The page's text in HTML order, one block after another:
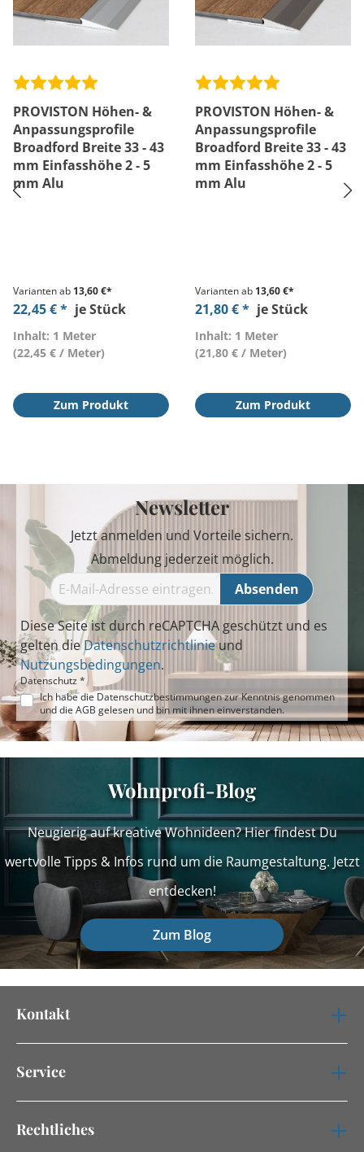
PROVISTON Höhen- &
Anpassungsprofile
Broadford Breite 33 - 43
mm Einfasshöhe 2 - 5
mm Alu
Varianten ab 13,60 €*
22,45 € * je Stück
Inhalt: 1 Meter
(22,45 € / Meter)
Zum Produkt
PROVISTON Höhen- &
Anpassungsprofile
Broadford Breite 33 - 43
mm Einfasshöhe 2 - 5
mm Alu
Varianten ab 13,60 €*
21,80 € * je Stück
Inhalt: 1 Meter
(21,80 € / Meter)
Zum Produkt
Newsletter
Jetzt anmelden und Vorteile sichern.
Abmeldung jederzeit möglich.
Absenden
Diese Seite ist durch reCAPTCHA geschützt und es
gelten dieDatenschutzrichtlinieund
Nutzungsbedingungen.
Datenschutz *
Ich habe die Datenschutzbestimmungenzur Kenntnis genommen
und die AGB gelesen und bin mit ihnen einverstanden.
Wohnprofi-Blog
Neugierig auf kreative Wohnideen? Hier findest Du
wertvolle Tipps & Infos rund um die Raumgestaltung. Jetzt
entdecken!
Zum Blog
Kontakt
Service
Rechtliches